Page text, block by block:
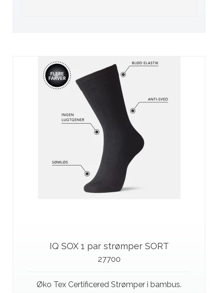
IQ SOX 1 par strømper SORT
27700
Øko Tex Certificered Strømper i bambus.